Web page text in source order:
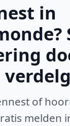
in
of
melden